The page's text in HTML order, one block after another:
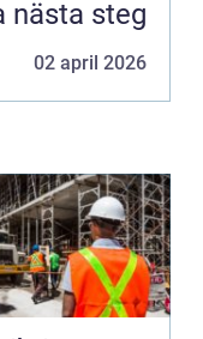
nästa steg
02 april 2026